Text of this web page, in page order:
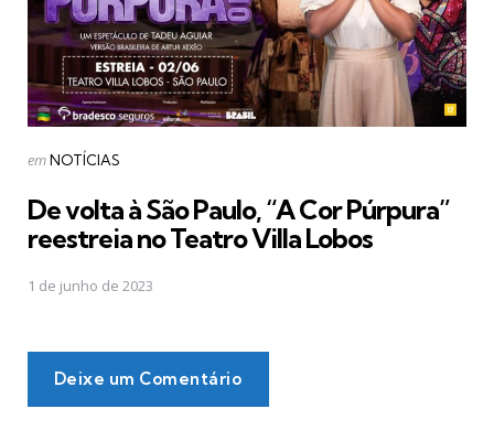
Postado
emNOTÍCIAS
De volta à São Paulo, “A Cor Púrpura”
reestreia no Teatro Villa Lobos
1 de junho de 2023
Deixe um Comentário